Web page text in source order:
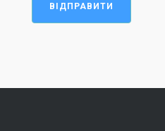
ВІДПРАВИТИ